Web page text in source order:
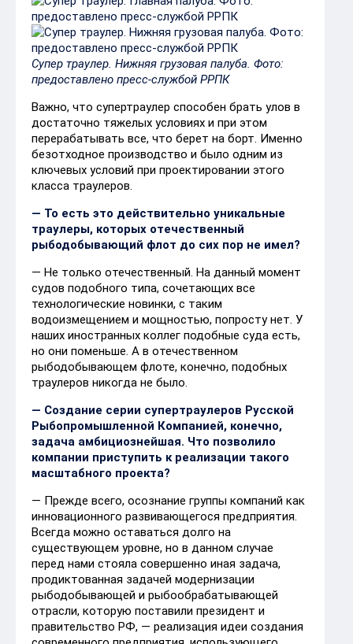
Супер траулер. Нижняя грузовая палуба. Фото:
предоставлено пресс-службой РРПК​
Важно, что супертраулер способен брать улов в
достаточно тяжелых условиях и при этом
перерабатывать все, что берет на борт. Именно
безотходное производство и было одним из
ключевых условий при проектировании этого
класса траулеров.
— То есть это действительно уникальные
траулеры, которых отечественный
рыбодобывающий флот до сих пор не имел?
— Не только отечественный. На данный момент
судов подобного типа, сочетающих все
технологические новинки, с таким
водоизмещением и мощностью, попросту нет. У
наших иностранных коллег подобные суда есть,
но они поменьше. А в отечественном
рыбодобывающем флоте, конечно, подобных
траулеров никогда не было.
— Создание серии супертраулеров Русской
Рыбопромышленной Компанией, конечно,
задача амбициознейшая. Что позволило
компании приступить к реализации такого
масштабного проекта?
— Прежде всего, осознание группы компаний как
инновационного развивающегося предприятия.
Всегда можно оставаться долго на
существующем уровне, но в данном случае
перед нами стояла совершенно иная задача,
продиктованная задачей модернизации
рыбодобывающей и рыбообрабатывающей
отрасли, которую поставили президент и
правительство РФ, — реализация идеи создания